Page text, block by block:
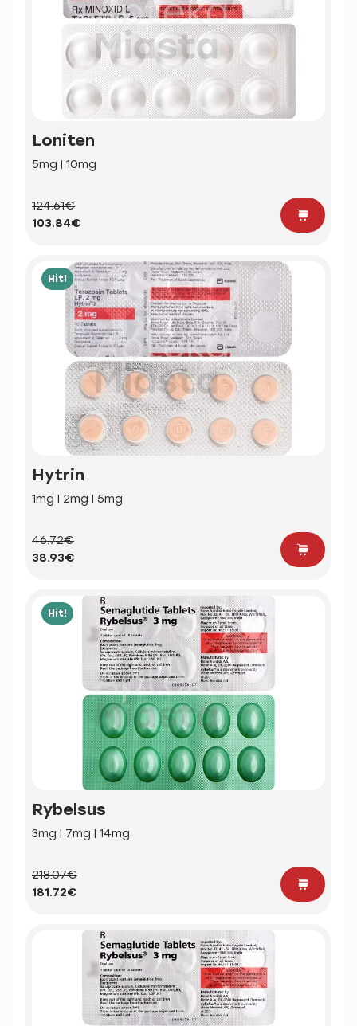
Loniten
5mg | 10mg
124.61€
103.84€
Hit!
Hytrin
1mg | 2mg | 5mg
46.72€
38.93€
Hit!
Rybelsus
3mg | 7mg | 14mg
218.07€
181.72€